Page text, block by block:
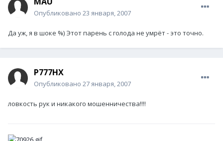
Опубликовано 23 января, 2007
Да уж, я в шоке %) Этот парень с голода не умрёт - это точно.
P777HX
Опубликовано 27 января, 2007
ловкость рук и никакого мошенничества!!!!